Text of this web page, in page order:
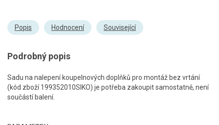
Popis Hodnocení Související
Podrobný popis
Sadu na nalepení koupelnových doplňků pro montáž bez vrtání
(kód zboží 199352010SIKO) je potřeba zakoupit samostatně, není
součástí balení.